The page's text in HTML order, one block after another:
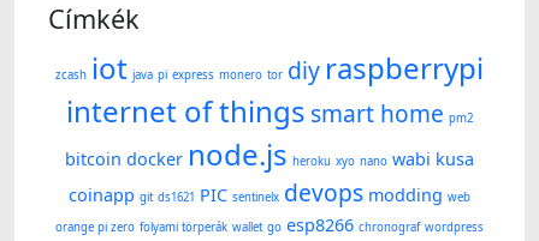
Címkék
zcash iot java pi express monero tor diy raspberrypi
internet of things smart home pm2
bitcoin docker node.js heroku xyo nano wabi kusa
coinapp git ds1621 PIC sentinelx devops modding web
orange pi zero folyami törperák wallet go esp8266 chronograf wordpress